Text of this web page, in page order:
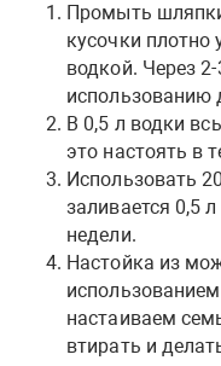
Промыть
кусочки плотно
водкой. Через
использованию
В 0,5 л водки
это настоять в
Использовать
заливается 0,5
недели.
Настойка из
настаиваем
втирать и